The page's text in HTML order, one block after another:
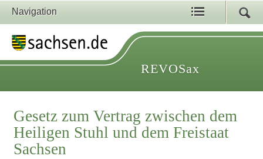
Navigation
REVOSax
Gesetz zum Vertrag zwischen dem
Heiligen Stuhl und dem Freistaat
Sachsen